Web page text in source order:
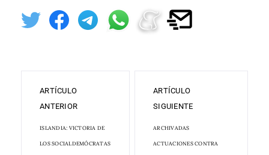
ARTÍCULO
ANTERIOR
ISLANDIA: VICTORIA DE
LOS SOCIALDEMÓCRATAS
ARTÍCULO
SIGUIENTE
ARCHIVADAS
ACTUACIONES CONTRA